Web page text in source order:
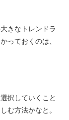
きなトレンドラ
っておくのは、
択していくこと
む方法かなと。